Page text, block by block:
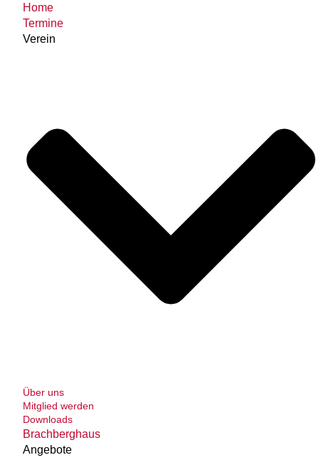
Home
Termine
Verein
Über uns
Mitglied werden
Downloads
Brachberghaus
Angebote